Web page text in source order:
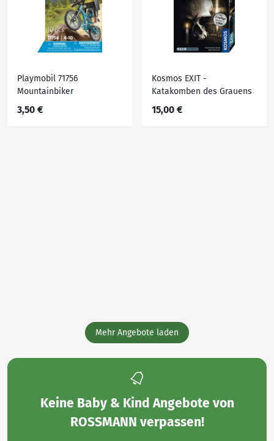
Playmobil 71756
Mountainbiker
3,50 €
Kosmos EXIT -
Katakomben des Grauens
15,00 €
Mehr Angebote laden
Keine Baby & Kind Angebote von
ROSSMANN verpassen!